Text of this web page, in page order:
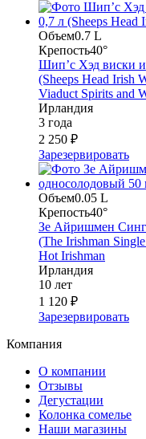
Объем0.7 L
Крепость40°
Шип’с Хэд виски
(Sheeps Head Irish
Viaduct Spirits and
Ирландия
3 года
2 250 ₽
Зарезервировать
Объем0.05 L
Крепость40°
Зе Айришмен
(The Irishman
Hot Irishman
Ирландия
10 лет
1 120 ₽
Зарезервировать
Компания
О компании
Отзывы
Дегустации
Колонка сомелье
Наши магазины